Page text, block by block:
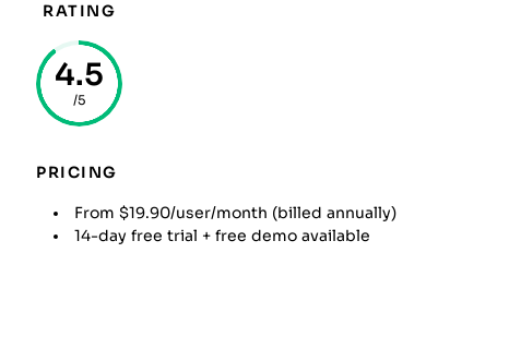
RATING
4.5
/5
PRICING
From $19.90/user/month (billed annually)
14-day free trial + free demo available